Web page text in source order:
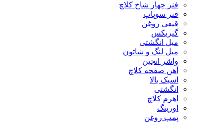
فنر چهار شاخ کلاچ
فنر سوپاپ
قیفی روغن
گیربکس
میل انگشتی
میل لنگ و شاتون
واشر انجین
آهن صفحه کلاچ
اسبک بالا
انگشتی
اهرم کلاچ
اورینگ
پمپ روغن